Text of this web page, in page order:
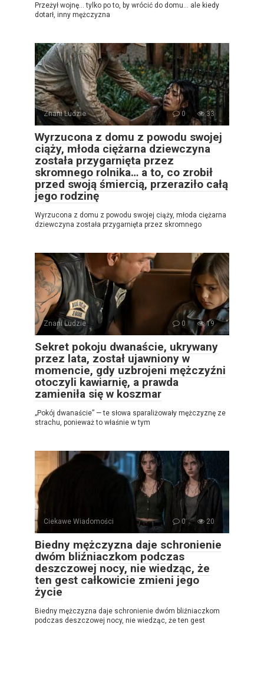
Przeżył wojnę… tylko po to, by wrócić do domu… ale kiedy
dotarł, inny mężczyzna
Znani Ludzie 0 33
Wyrzucona z domu z powodu swojej
ciąży, młoda ciężarna dziewczyna
została przygarnięta przez
skromnego rolnika… a to, co zrobił
przed swoją śmiercią, przeraziło całą
jego rodzinę
Wyrzucona z domu z powodu swojej ciąży, młoda ciężarna
dziewczyna została przygarnięta przez skromnego
Znani Ludzie 0 19
Sekret pokoju dwanaście, ukrywany
przez lata, został ujawniony w
momencie, gdy uzbrojeni mężczyźni
otoczyli kawiarnię, a prawda
zamieniła się w koszmar
„Pokój dwanaście” — te słowa sparaliżowały mężczyznę ze
strachu, ponieważ to właśnie w tym
Ciekawe Wiadomości 0 20
Biedny mężczyzna daje schronienie
dwóm bliźniaczkom podczas
deszczowej nocy, nie wiedząc, że
ten gest całkowicie zmieni jego
życie
Biedny mężczyzna daje schronienie dwóm bliźniaczkom
podczas deszczowej nocy, nie wiedząc, że ten gest